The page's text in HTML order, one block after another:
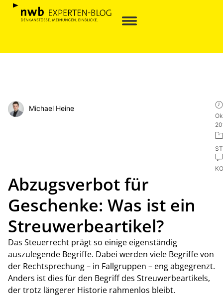
Michael Heine
Abzugsverbot für
Geschenke: Was ist ein
Streuwerbeartikel?
Das Steuerrecht prägt so einige eigenständig
auszulegende Begriffe. Dabei werden viele Begriffe von
der Rechtsprechung – in Fallgruppen – eng abgegrenzt.
Anders ist dies für den Begriff des Streuwerbeartikels,
der trotz längerer Historie rahmenlos bleibt.